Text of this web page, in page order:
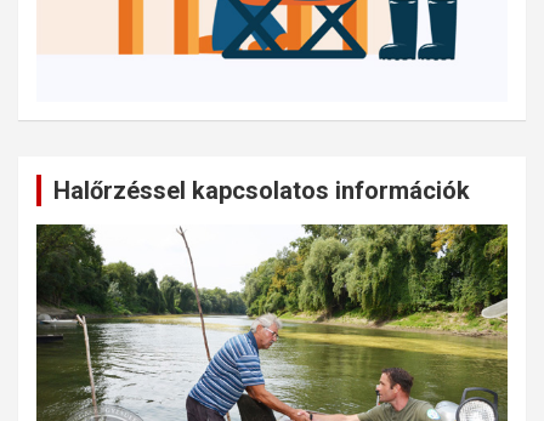
Halőrzéssel kapcsolatos információk